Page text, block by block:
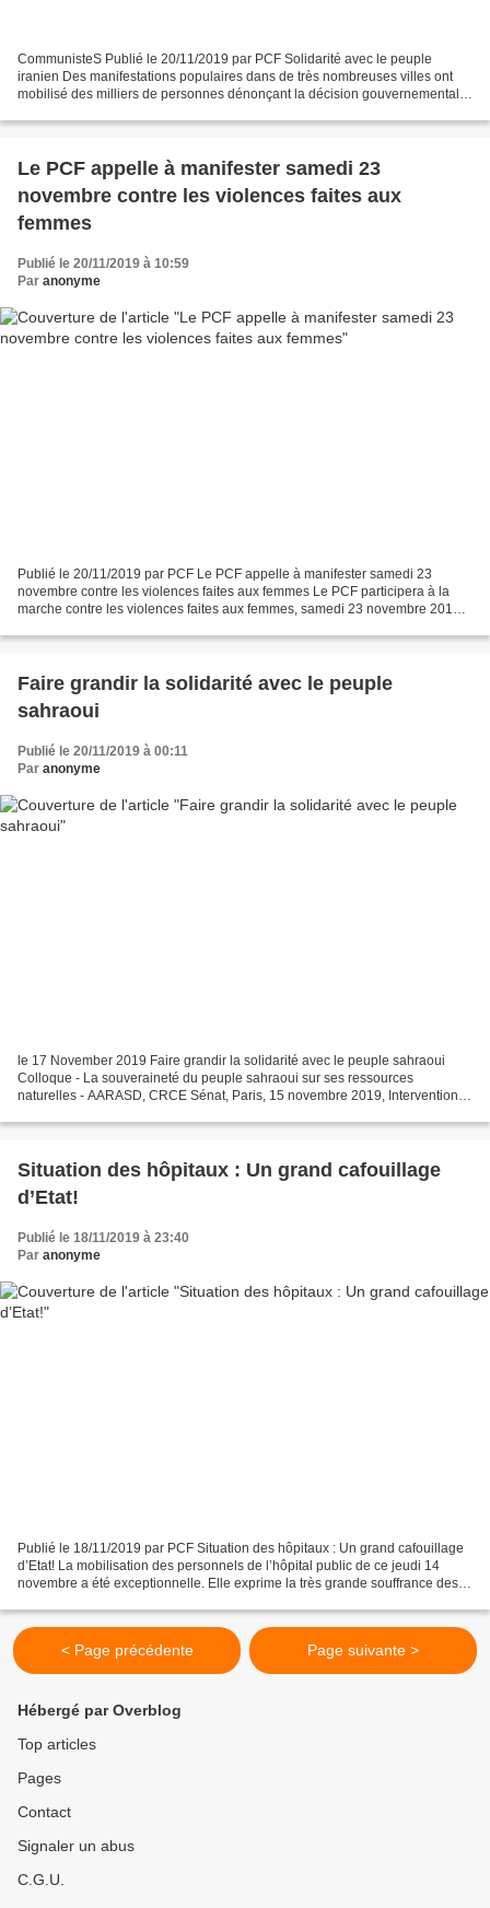
CommunisteS Publié le 20/11/2019 par PCF Solidarité avec le peuple
iranien Des manifestations populaires dans de très nombreuses villes ont
mobilisé des milliers de personnes dénonçant la décision gouvernementale
Le PCF appelle à manifester samedi 23
novembre contre les violences faites aux
femmes
Publié le 20/11/2019 à 10:59
Par anonyme
Publié le 20/11/2019 par PCF Le PCF appelle à manifester samedi 23
novembre contre les violences faites aux femmes Le PCF participera à la
marche contre les violences faites aux femmes, samedi 23 novembre 2019.
Faire grandir la solidarité avec le peuple
sahraoui
Publié le 20/11/2019 à 00:11
Par anonyme
le 17 November 2019 Faire grandir la solidarité avec le peuple sahraoui
Colloque - La souveraineté du peuple sahraoui sur ses ressources
naturelles - AARASD, CRCE Sénat, Paris, 15 novembre 2019, Intervention
Situation des hôpitaux : Un grand cafouillage
d’Etat!
Publié le 18/11/2019 à 23:40
Par anonyme
Publié le 18/11/2019 par PCF Situation des hôpitaux : Un grand cafouillage
d’Etat! La mobilisation des personnels de l’hôpital public de ce jeudi 14
novembre a été exceptionnelle. Elle exprime la très grande souffrance des
< Page précédente Page suivante >
Hébergé par Overblog
Top articles
Pages
Contact
Signaler un abus
C.G.U.